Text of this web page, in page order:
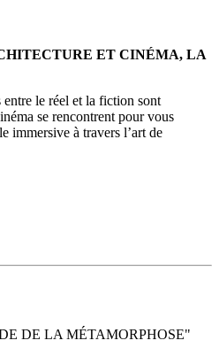
ET CINÉMA, LA
le réel et la fiction sont
se rencontrent pour vous
immersive à travers l’art de
DE LA MÉTAMORPHOSE"